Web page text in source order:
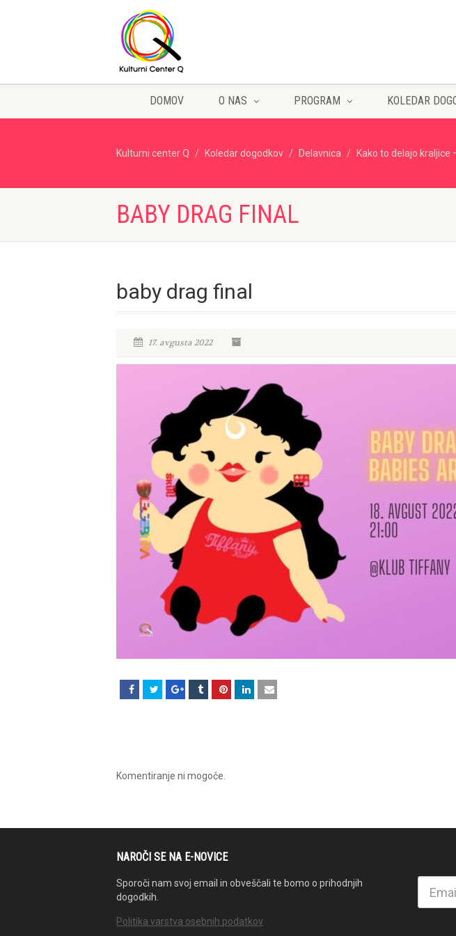
DOMOV O NAS PROGRAM KOLEDAR
Kulturni center Q Koledar dogodkov Delavnica Kako to delajo kraljice
BABY DRAG FINAL
baby drag final
17. avgusta 2022
Komentiranje ni mogoče.
NAROČI SE NA E-NOVICE
Sporoči nam svoj email in obveščali te bomo o prihodnjih
dogodkih.
Politika varstva osebnih podatkov